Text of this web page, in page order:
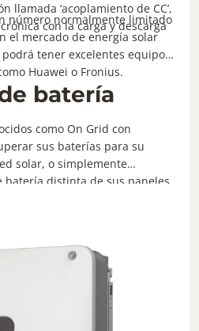
llamada ‘acoplamiento de CC’,
con la carga y descarga
número normalmente limitado
el mercado de energía solar
podrá tener excelentes equipos
Huawei o Fronius.
batería
como On Grid con
sus baterías para su
solar, o simplemente
batería distinta de sus paneles